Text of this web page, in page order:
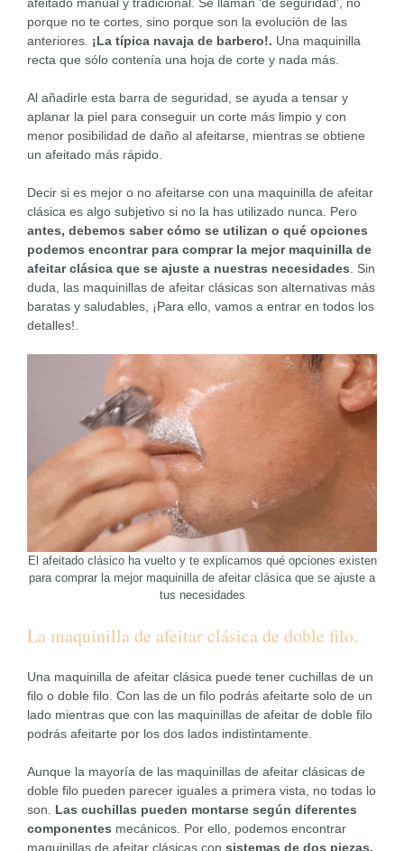
porque no te cortes, sino porque son la evolución de las
anteriores. ¡La típica navaja de barbero!. Una maquinilla
recta que sólo contenía una hoja de corte y nada más.
Al añadirle esta barra de seguridad, se ayuda a tensar y
aplanar la piel para conseguir un corte más limpio y con
menor posibilidad de daño al afeitarse, mientras se obtiene
un afeitado más rápido.
Decir si es mejor o no afeitarse con una maquinilla de afeitar
clásica es algo subjetivo si no la has utilizado nunca. Pero
antes, debemos saber cómo se utilizan o qué opciones
podemos encontrar para comprar la mejor maquinilla de
afeitar clásica que se ajuste a nuestras necesidades . Sin
duda, las maquinillas de afeitar clásicas son alternativas más
baratas y saludables, ¡Para ello, vamos a entrar en todos los
detalles!.
El afeitado clásico ha vuelto y te explicamos qué opciones existen
para comprar la mejor maquinilla de afeitar clásica que se ajuste a
tus necesidades
La maquinilla de afeitar clásica de doble filo.
Una maquinilla de afeitar clásica puede tener cuchillas de un
filo o doble filo. Con las de un filo podrás afeitarte solo de un
lado mientras que con las maquinillas de afeitar de doble filo
podrás afeitarte por los dos lados indistintamente.
Aunque la mayoría de las maquinillas de afeitar clásicas de
doble filo pueden parecer iguales a primera vista, no todas lo
son. Las cuchillas pueden montarse según diferentes
componentes mecánicos. Por ello, podemos encontrar
maquinillas de afeitar clásicas con sistemas de dos piezas,